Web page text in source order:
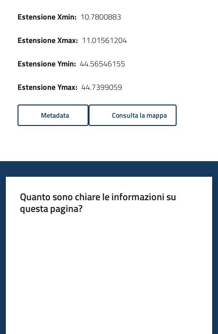
Estensione Xmin: 10.7800883
Estensione Xmax: 11.01561204
Estensione Ymin: 44.56546155
Estensione Ymax: 44.7399059
Metadata Consulta la mappa
Quanto sono chiare le informazioni su
questa pagina?